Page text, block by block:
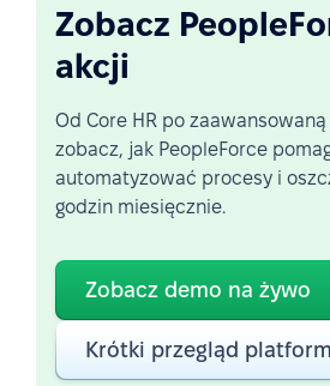
Zobacz
akcji
Od Core HR po
zobacz, jak PeopleForce
automatyzować procesy i
godzin miesięcznie.
Zobacz demo na żywo
Krótki przegląd